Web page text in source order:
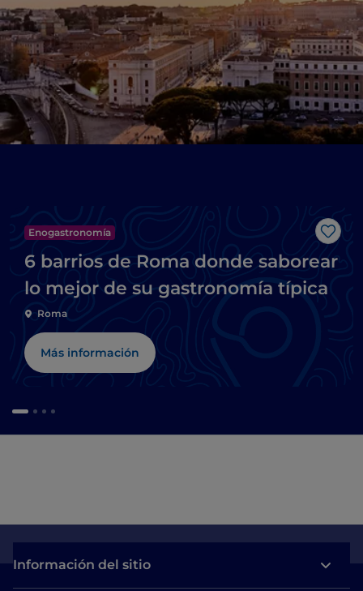
Me
Enogastronomía
6 barrios de Roma donde saborear
lo mejor de su gastronomía típica
Roma
Más información
Información del sitio